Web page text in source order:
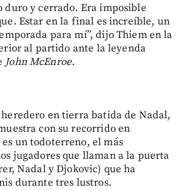
duro y cerrado. Era imposible
Estar en la final es increíble, un
para mí”, dijo Thiem en la
al partido ante la leyenda
John McEnroe.
en tierra batida de Nadal,
con su recorrido en
un todoterreno, el más
jugadores que llaman a la puerta
Nadal y Djokovic) que ha
durante tres lustros.